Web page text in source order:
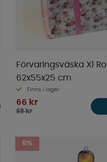
Förvaringsväska Xl
62x55x25 cm
Finns i lager
66 kr
69 kr
6%